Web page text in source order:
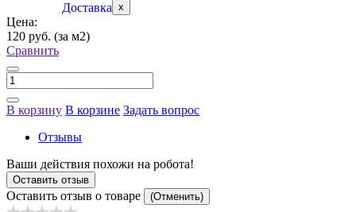
Доставка x
Цена:
120 руб. (за м2)
Сравнить
В корзину В корзине Задать вопрос
Отзывы
Ваши действия похожи на робота!
Оставить отзыв
Оставить отзыв о товаре (Отменить)